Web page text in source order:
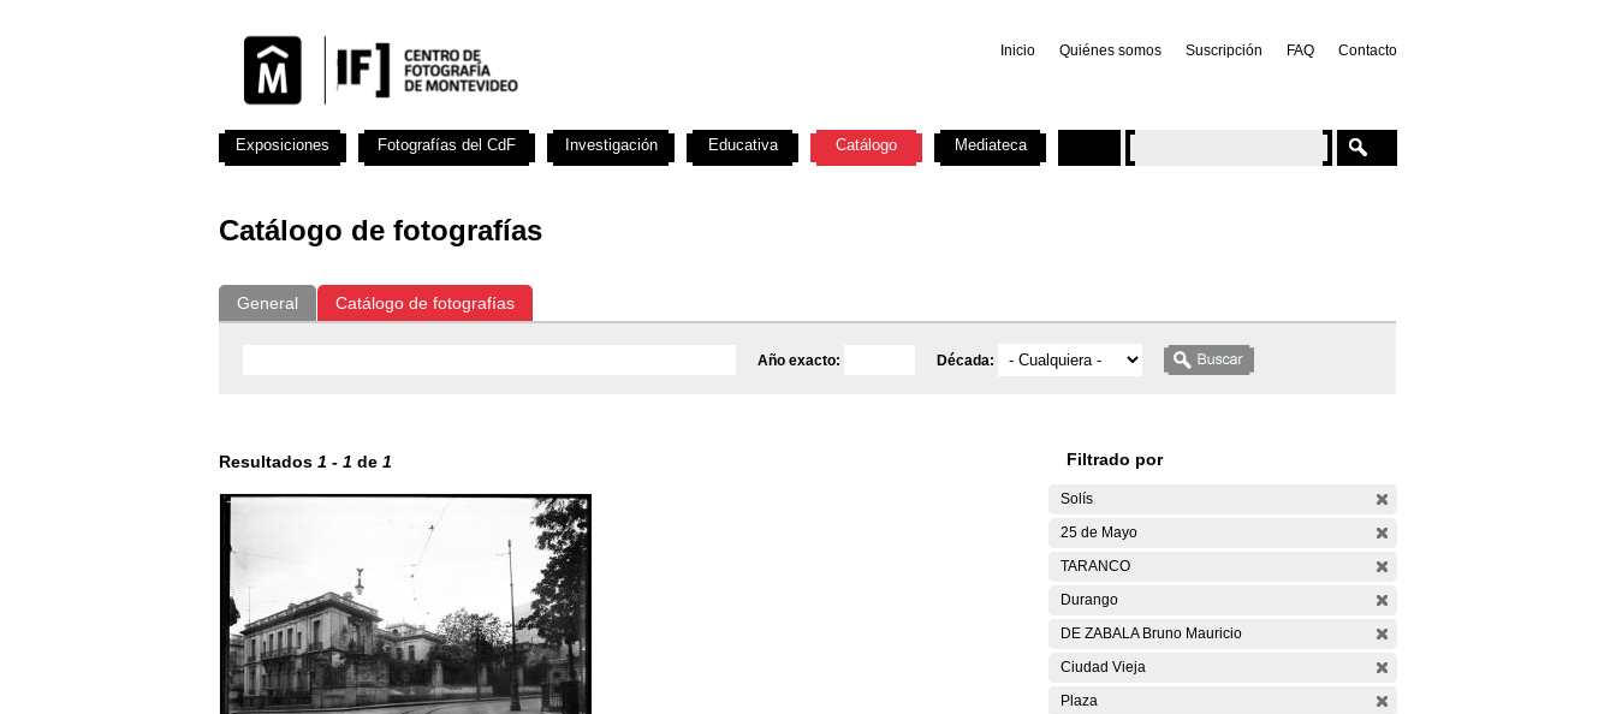
Inicio Quiénes somos Suscripción FAQ Contacto
Catálogo de fotografías
General Catálogo de fotografías
Año exacto: Década:
Resultados 1 - 1 de 1 Filtrado por
Solís
25 de Mayo
TARANCO
Durango
DE ZABALA Bruno Mauricio
Ciudad Vieja
Plaza
Exposiciones Fotografías del CdF Investigación Educativa Catálogo Mediateca